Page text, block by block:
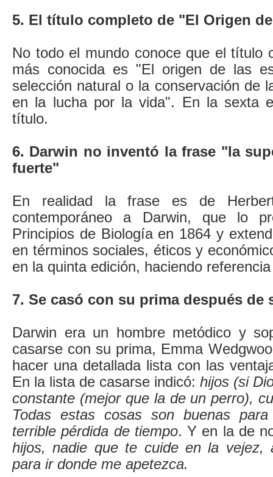
5. El título completo de "El Origen
No todo el mundo conoce que el título
más conocida es "El origen de las
selección natural o la conservación de
en la lucha por la vida". En la sexta
título.
6. Darwin no inventó la frase "la
fuerte"
En realidad la frase es de
contemporáneo a Darwin, que lo
Principios de Biología en 1864 y
en términos sociales, éticos y
en la quinta edición, haciendo
7. Se casó con su prima después de
Darwin era un hombre metódico y
casarse con su prima, Emma
hacer una detallada lista con las
En la lista de casarse indicó: hijos (si
constante (mejor que la de un perro),
Todas estas cosas son buenas
terrible pérdida de tiempo. Y en la de
hijos, nadie que te cuide en la vejez,
para ir donde me apetezca.